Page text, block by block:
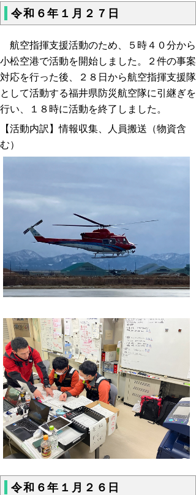
令和６年１月２７日
航空指揮支援活動のため、５時４０分から
小松空港で活動を開始しました。２件の事案
対応を行った後、２８日から航空指揮支援隊
として活動する福井県防災航空隊に引継ぎを
行い、１８時に活動を終了しました。
【活動内訳】情報収集、人員搬送（物資含
む）
令和６年１月２６日